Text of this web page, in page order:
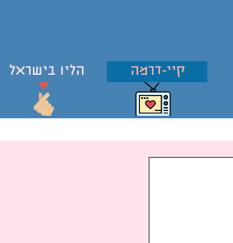
הליו בישראל קיי-דרמה